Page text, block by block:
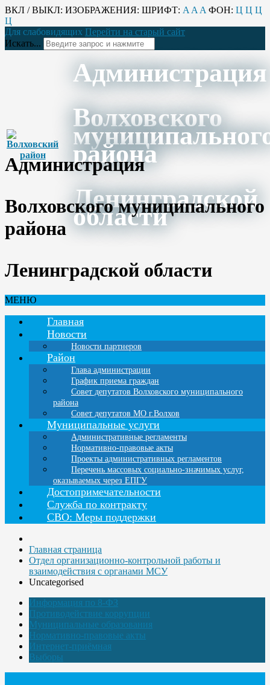
ВКЛ / ВЫКЛ: ИЗОБРАЖЕНИЯ: ШРИФТ: A A A ФОН: Ц Ц Ц
Ц
Для слабовидящих Перейти на старый сайт
Искать...
Администрация
Волховского
района
Ленинградской
области
Администрация
Волховского муниципального
района
Ленинградской области
МЕНЮ
Главная
Новости
Новости партнеров
Район
Глава администрации
График приема граждан
Совет депутатов Волховского муниципального
района
Совет депутатов МО г.Волхов
Муниципальные услуги
Административные регламенты
Нормативно-правовые акты
Проекты административных регламентов
Перечень массовых социально-значимых услуг,
оказываемых через ЕПГУ
Достопримечательности
Служба по контракту
СВО: Меры поддержки
Главная страница
Отдел организационно-контрольной работы и
взаимодействия с органами МСУ
Uncategorised
Информация по 8-ФЗ
Противодействие коррупции
Муниципальные образования
Нормативно-правовые акты
Интернет-приёмная
Выборы